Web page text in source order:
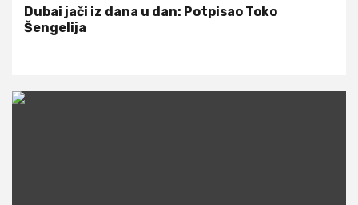
Dubai jači iz dana u dan: Potpisao Toko
Šengelija